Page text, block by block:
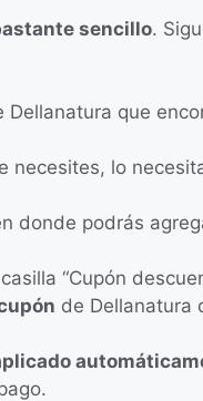
sencillo.
Dellanatura que
necesites, lo
donde podrás
“Cupón
de Dellanatura